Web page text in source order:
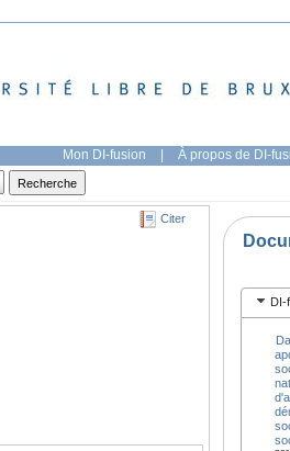
Mon DI-fusion | À propos de DI-
Citer
DI-